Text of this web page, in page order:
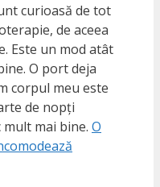
curioasă de tot
de aceea
Este un mod atât
O port deja
corpul meu este
de nopți
mai bine. O